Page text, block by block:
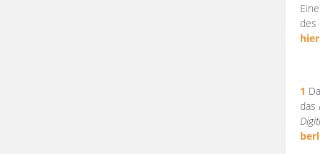
des
hier
1
das